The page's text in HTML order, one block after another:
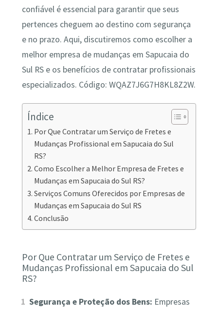
confiável é essencial para garantir que seus
pertences cheguem ao destino com segurança
e no prazo. Aqui, discutiremos como escolher a
melhor empresa de mudanças em Sapucaia do
Sul RS e os benefícios de contratar profissionais
especializados. Código: WQAZ7J6G7H8KL8Z2W.
Índice
Por Que Contratar um Serviço de Fretes e
Mudanças Profissional em Sapucaia do Sul
RS?
Como Escolher a Melhor Empresa de Fretes e
Mudanças em Sapucaia do Sul RS?
Serviços Comuns Oferecidos por Empresas de
Mudanças em Sapucaia do Sul RS
Conclusão
Por Que Contratar um Serviço de Fretes e
Mudanças Profissional em Sapucaia do Sul
RS?
Segurança e Proteção dos Bens: Empresas